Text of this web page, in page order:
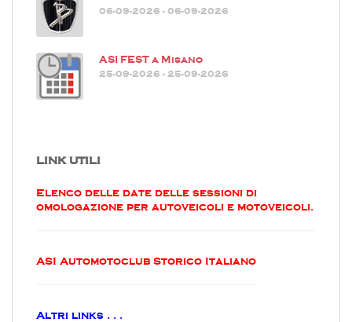
06-09-2026 - 06-09-2026
ASI FEST a Misano
25-09-2026 - 25-09-2026
LINK UTILI
Elenco delle date delle sessioni di
omologazione per autoveicoli e motoveicoli.
ASI Automotoclub Storico Italiano
Altri links . . .